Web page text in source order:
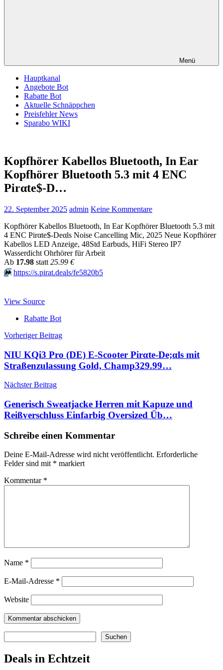
Menü
Hauptkanal
Angebote Bot
Rabatte Bot
Aktuelle Schnäppchen
Preisfehler News
Sparabo WIKI
Kopfhörer Kabellos Bluetooth, In Ear
Kopfhörer Bluetooth 5.3 mit 4 ENC
Pirαtе$-D…
22. September 2025 admin Keine Kommentare
Kopfhörer Kabellos Bluetooth, In Ear Kopfhörer Bluetooth 5.3 mit
4 ENC Pirαtе$-Dеαls Noise Cancelling Mic, 2025 Neue Kopfhörer
Kabellos LED Anzeige, 48Std Earbuds, HiFi Stereo IP7
Wasserdicht Ohrhörer für Arbeit
Аb 17.98 statt 25.99 €
⏩️ https://s.pirat.deals/fe5820b5
View Source
Rabatte Bot
Beitragsnavigation
Vorheriger Beitrag
NIU KQi3 Pro (DE) E-Scooter Pirαtе-Dе;αls mit
Straßenzulassung Gold, Champ329.99…
Nächster Beitrag
Generisch Sweatjacke Herren mit Kapuze und
Reißverschluss Einfarbig Oversized Üb…
Schreibe einen Kommentar
Deine E-Mail-Adresse wird nicht veröffentlicht. Erforderliche
Felder sind mit * markiert
Kommentar *
Name *
E-Mail-Adresse *
Website
Suchen
Deals in Echtzeit